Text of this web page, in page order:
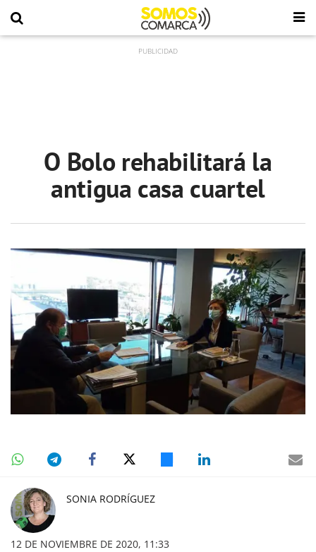
O Bolo rehabilitará la
antigua casa cuartel
SONIA RODRÍGUEZ
12 DE NOVIEMBRE DE 2020, 11:33